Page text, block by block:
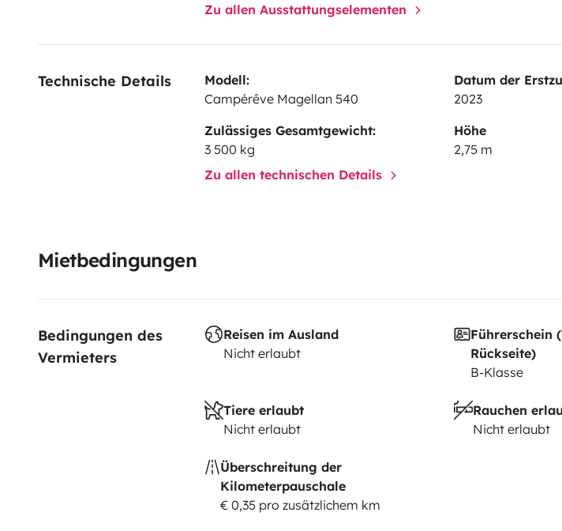
rangements intelligents et aménagements utiles dont une grande soute.
Autants d\'atouts et de qualités qui vous permettrons de partir sereinement en
escapade, le temps d\'un week-end ou d\'une semaine ou plus !
Zu allen Ausstattungselementen
Technische Details
Modell:
Campérêve Magellan 540
Datum der
2023
Zulässiges Gesamtgewicht:
3 500 kg
Höhe
2,75 m
Zu allen technischen Details
Mietbedingungen
Bedingungen des
Vermieters
Reisen im Ausland
Nicht erlaubt
Führerschein
Rückseite)
B-Klasse
Tiere erlaubt
Nicht erlaubt
Rauchen
Nicht erlaubt
Überschreitung der
Kilometerpauschale
€ 0,35 pro zusätzlichem km